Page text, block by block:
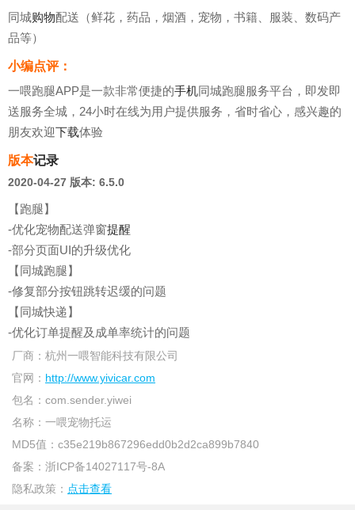
同城购物配送（鲜花，药品，烟酒，宠物，书籍、服装、数码产
品等）
小编点评：
一喂跑腿APP是一款非常便捷的手机同城跑腿服务平台，即发即
送服务全城，24小时在线为用户提供服务，省时省心，感兴趣的
朋友欢迎下载体验
版本记录
2020-04-27 版本: 6.5.0
【跑腿】
-优化宠物配送弹窗提醒
-部分页面UI的升级优化
【同城跑腿】
-修复部分按钮跳转迟缓的问题
【同城快递】
-优化订单提醒及成单率统计的问题
厂商： 杭州一喂智能科技有限公司
官网： http://www.yivicar.com
包名： com.sender.yiwei
名称： 一喂宠物托运
MD5值： c35e219b867296edd0b2d2ca899b7840
备案： 浙ICP备14027117号-8A
隐私政策： 点击查看